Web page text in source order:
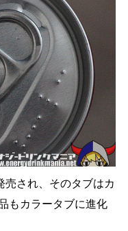
売され、そのタブはカ
もカラータブに進化